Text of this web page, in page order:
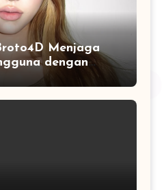
Menjaga
dengan
Fleksibel